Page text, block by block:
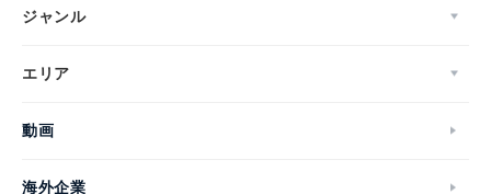
ジャンル
エリア
動画
海外企業